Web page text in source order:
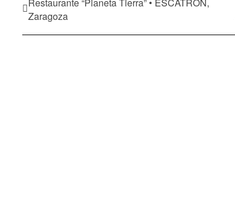
Zaragoza